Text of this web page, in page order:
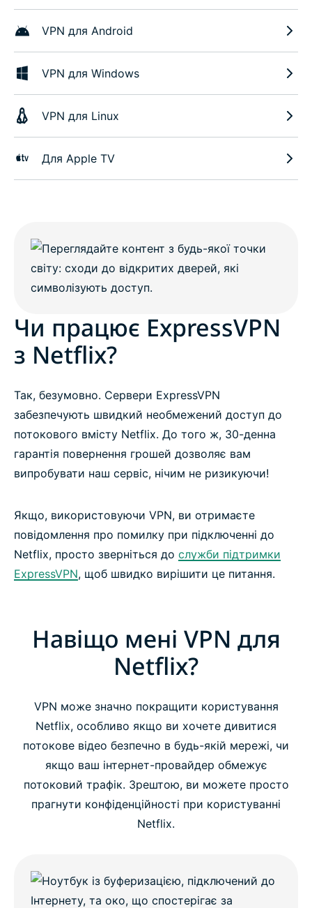
VPN для Android
VPN для Windows
VPN для Linux
Для Apple TV
Чи працює ExpressVPN
з Netflix?
Так, безумовно. Сервери ExpressVPN
забезпечують швидкий необмежений доступ до
потокового вмісту Netflix. До того ж, 30-денна
гарантія повернення грошей дозволяє вам
випробувати наш сервіс, нічим не ризикуючи!
Якщо, використовуючи VPN, ви отримаєте
повідомлення про помилку при підключенні до
Netflix, просто зверніться до служби підтримки
ExpressVPN, щоб швидко вирішити це питання.
Навіщо мені VPN для
Netflix?
VPN може значно покращити користування
Netflix, особливо якщо ви хочете дивитися
потокове відео безпечно в будь-якій мережі, чи
якщо ваш інтернет-провайдер обмежує
потоковий трафік. Зрештою, ви можете просто
прагнути конфіденційності при користуванні
Netflix.